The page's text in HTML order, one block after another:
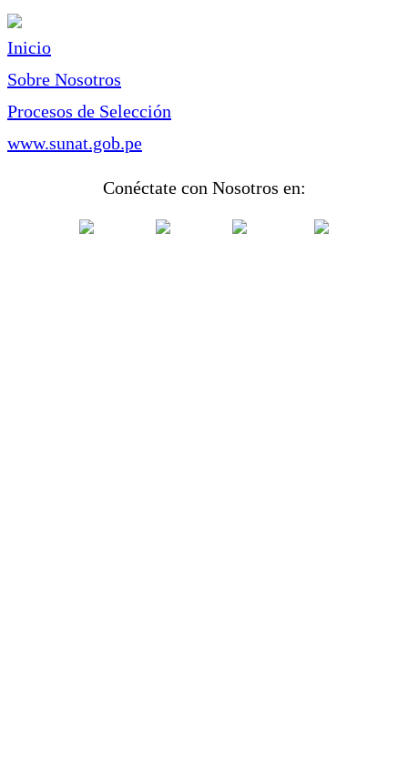
Inicio
Sobre Nosotros
Procesos de Selección
www.sunat.gob.pe
Conéctate con Nosotros en: